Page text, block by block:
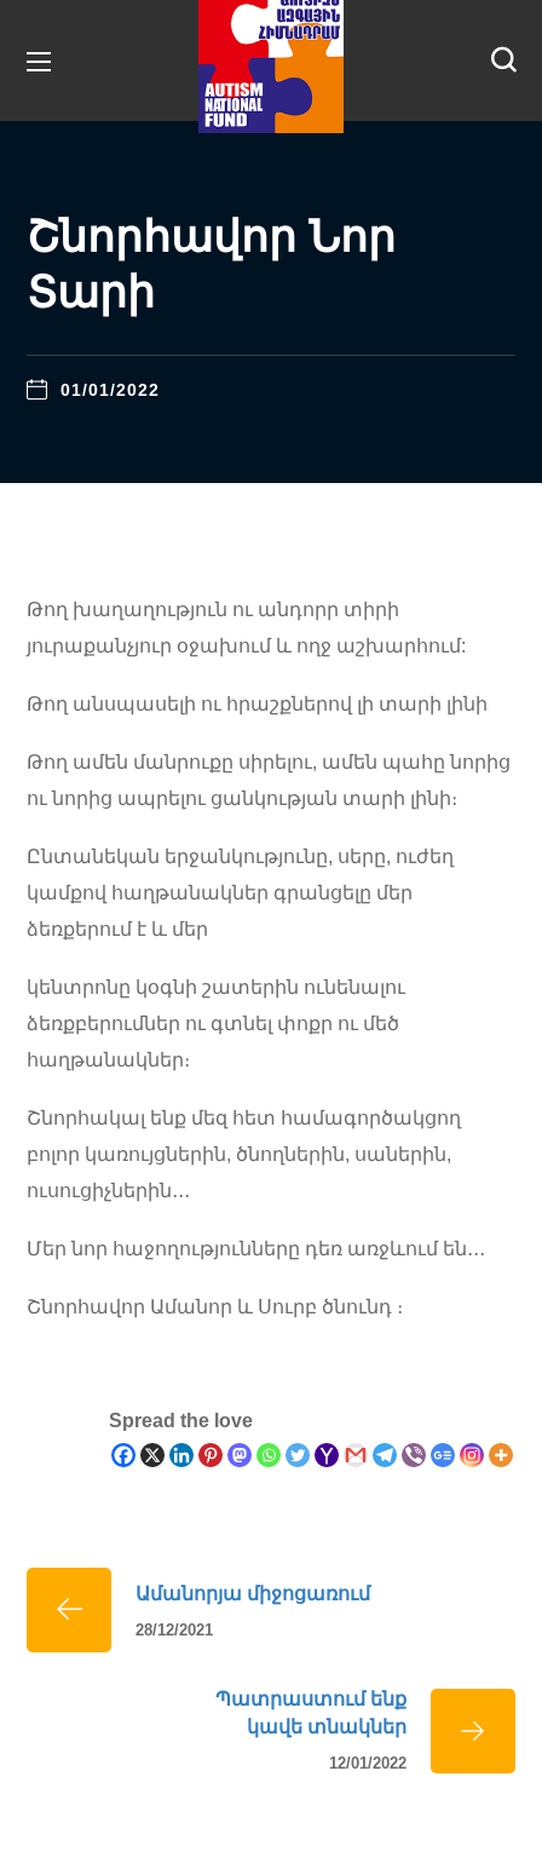
Շնորհավոր Նոր
Տարի
01/01/2022
Թող խաղաղություն ու անդորր տիրի
յուրաքանչյուր օջախում և ողջ աշխարհում:
Թող անսպասելի ու հրաշքներով լի տարի լինի
Թող ամեն մանրուքը սիրելու, ամեն պահը նորից
ու նորից ապրելու ցանկության տարի լինի։
Ընտանեկան երջանկությունը, սերը, ուժեղ
կամքով հաղթանակներ գրանցելը մեր
ձեռքերում է և մեր
կենտրոնը կօգնի շատերին ունենալու
ձեռքբերումներ ու գտնել փոքր ու մեծ
հաղթանակներ։
Շնորհակալ ենք մեզ հետ համագործակցող
բոլոր կառույցներին, ծնողներին, սաներին,
ուսուցիչներին․․․
Մեր նոր հաջողությունները դեռ առջևում են․․․
Շնորհավոր Ամանոր և Սուրբ ծնունդ ։
Spread the love
Ամանորյա միջոցառում
28/12/2021
Պատրաստում ենք
կավե տնակներ
12/01/2022